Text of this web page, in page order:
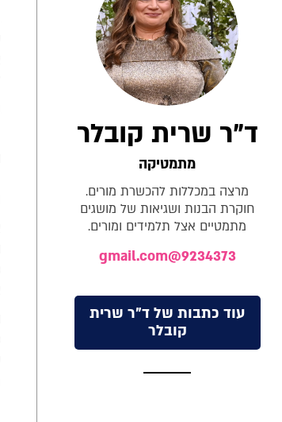
ד"ר שרית קובלר
מתמטיקה
מרצה במכללות להכשרת מורים.
חוקרת הבנות ושגיאות של מושגים
מתמטיים אצל תלמידים ומורים.
9234373@gmail.com
עוד כתבות של ד"ר שרית
קובלר